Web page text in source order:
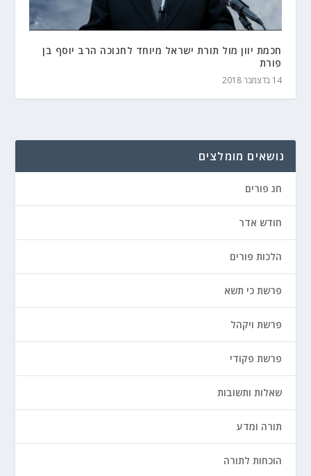
חכמת יוון מול תורת ישראל מיוחד לחנוכה הרב יוסף בן
פורת
14 בדצמבר 2018
נושאים מומלצים
חג פורים
חודש אדר
הלכות פורים
פרשת כי תשא
פרשת ויקהל
פרשת פקודי
שאלות ותשובות
תורה ומדע
הוכחות לתורה